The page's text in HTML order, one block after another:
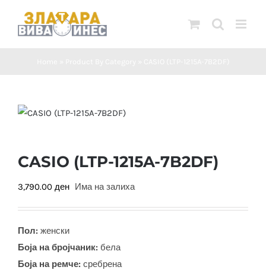
CASIO (LTP-1215A-7B2DF)
3,790.00 ден Има на залиха
Пол: женски
Боја на бројчаник: бела
Боја на ремче: сребрена